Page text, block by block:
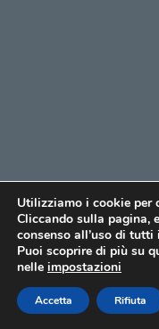
Utilizziamo i cookie per
Cliccando sulla pagina,
consenso all’uso di tutti
Puoi scoprire di più su
nelle impostazioni
Accetta Rifiuta